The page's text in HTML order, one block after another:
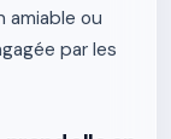
amiable ou
par les